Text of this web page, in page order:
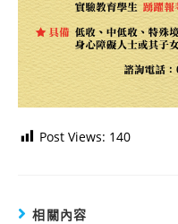
Post Views: 140
相關內容